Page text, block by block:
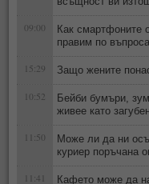
09:00
Как смартфоните
правим по въпроса
15:29 Защо жените
10:52
Бейби бумъри,
живее като
11:50
Може ли да ни
куриер поръчана
11:41
Кафето може да